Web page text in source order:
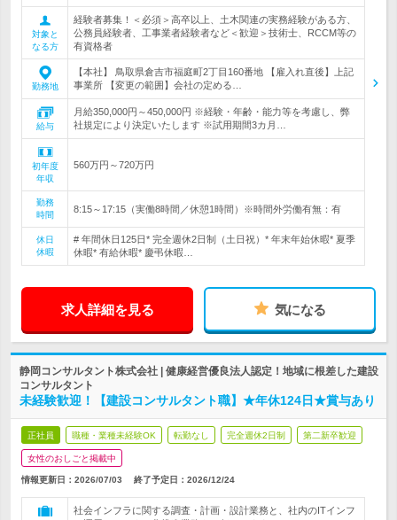
対象と
なる方
経験者募集！＜必須＞高卒以上、土木関連の実務経験がある方、
公務員経験者、工事業者経験者など＜歓迎＞技術士、RCCM等の
有資格者
勤務地
【本社】 鳥取県倉吉市福庭町2丁目160番地 【雇入れ直後】上記
事業所 【変更の範囲】会社の定める…
給与
月給350,000円～450,000円 ※経験・年齢・能力等を考慮し、弊
社規定により決定いたします ※試用期間3カ月…
初年度
年収
560万円～720万円
勤務
時間
8:15～17:15（実働8時間／休憩1時間）※時間外労働有無：有
休日
休暇
# 年間休日125日* 完全週休2日制（土日祝）* 年末年始休暇* 夏季
休暇* 有給休暇* 慶弔休暇…
求人詳細を見る 気になる
静岡コンサルタント株式会社 | 健康経営優良法人認定！地域に根差した建設
コンサルタント
未経験歓迎！【建設コンサルタント職】★年休124日★賞与あり
正社員 職種・業種未経験OK 転勤なし 完全週休2日制 第二新卒歓迎
女性のおしごと掲載中
情報更新日：2026/07/03 終了予定日： 2026/12/24
社会インフラに関する調査・計画・設計業務と、社内のITインフ